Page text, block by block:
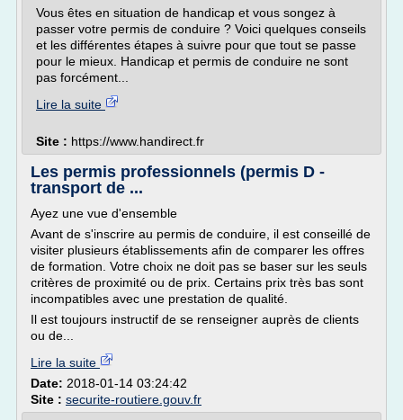
Vous êtes en situation de handicap et vous songez à
passer votre permis de conduire ? Voici quelques conseils
et les différentes étapes à suivre pour que tout se passe
pour le mieux. Handicap et permis de conduire ne sont
pas forcément...
Lire la suite
Site : https://www.handirect.fr
Les permis professionnels (permis D -
transport de ...
Ayez une vue d'ensemble
Avant de s'inscrire au permis de conduire, il est conseillé de
visiter plusieurs établissements afin de comparer les offres
de formation. Votre choix ne doit pas se baser sur les seuls
critères de proximité ou de prix. Certains prix très bas sont
incompatibles avec une prestation de qualité.
Il est toujours instructif de se renseigner auprès de clients
ou de...
Lire la suite
Date: 2018-01-14 03:24:42
Site : securite-routiere.gouv.fr